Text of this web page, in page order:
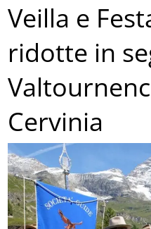
Veilla e
ridotte in
Cervinia